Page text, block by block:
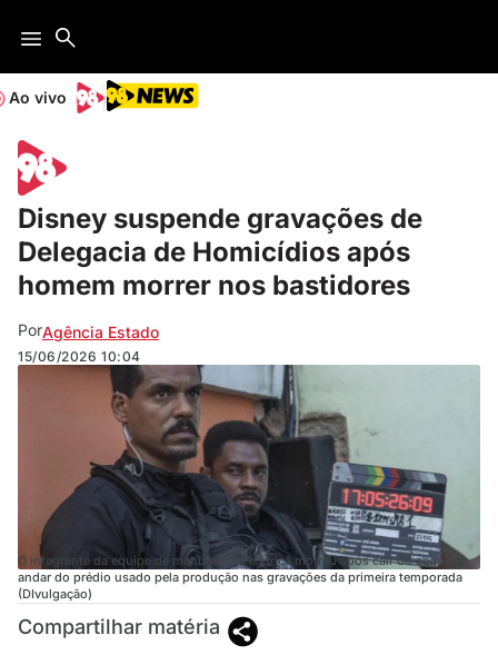
Ao vivo
Disney suspende gravações de
Delegacia de Homicídios após
homem morrer nos bastidores
PorAgência Estado
15/06/2026 10:04
O integrante da equipe de manutenção elétrica morreu após cair do segundo
andar do prédio usado pela produção nas gravações da primeira temporada
(DIvulgação)
Compartilhar matéria